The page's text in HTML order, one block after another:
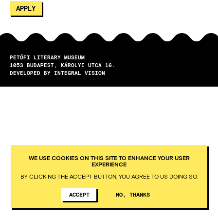
PETŐFI LITERARY MUSEUM
1053
BUDAPEST
KÁROLYI UTCA 16.
DEVELOPED BY INTEGRAL VISION
WE USE COOKIES ON THIS SITE TO ENHANCE YOUR USER
EXPERIENCE
BY CLICKING THE ACCEPT BUTTON, YOU AGREE TO US DOING SO.
ACCEPT NO, THANKS